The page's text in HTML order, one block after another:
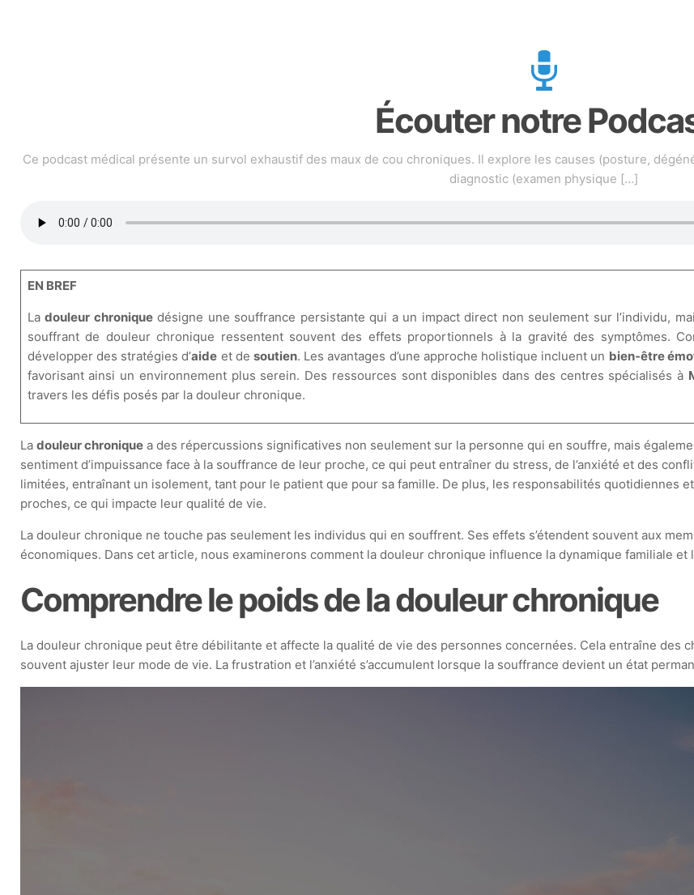
Écouter notre
Ce podcast médical présente un survol exhaustif des maux de cou chroniques. Il explore les causes (posture,
diagnostic (examen physique […]
EN BREF
Ladouleur chroniquedésigne une souffrance persistante qui a un impact direct non seulement sur l’individu,
souffrant de douleur chronique ressentent souvent des effets proportionnels à la gravité des symptômes.
développer des stratégies d’aide et de soutien. Les avantages d’une approche holistique incluent un bien-être
favorisant ainsi un environnement plus serein. Des ressources sont disponibles dans des centres spécialisés à
travers les défis posés par la douleur chronique.
Ladouleur chronique a des répercussions significatives non seulement sur la personne qui en souffre, mais
sentiment d’impuissance face à la souffrance de leur proche, ce qui peut entraîner du stress, de l’anxiété et des
limitées, entraînant un isolement, tant pour le patient que pour sa famille. De plus, les responsabilités quotidiennes
proches, ce qui impacte leur qualité de vie.
La douleur chronique ne touche pas seulement les individus qui en souffrent. Ses effets s’étendent souvent aux
économiques. Dans cet article, nous examinerons comment la douleur chronique influence la dynamique familiale
Comprendre le poids de la douleur chronique
La douleur chronique peut être débilitante et affecte la qualité de vie des personnes concernées. Cela entraîne des
souvent ajuster leur mode de vie. La frustration et l’anxiété s’accumulent lorsque la souffrance devient un état